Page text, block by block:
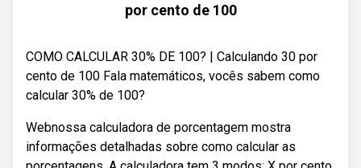
por cento de 100
COMO CALCULAR 30% DE 100? | Calculando 30 por
cento de 100 Fala matemáticos, vocês sabem como
calcular 30% de 100?
Webnossa calculadora de porcentagem mostra
informações detalhadas sobre como calcular as